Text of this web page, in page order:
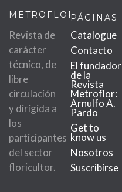
METROFLOR
Revista de
carácter
técnico, de
libre
circulación
y dirigida a
los
participantes
del sector
floricultor.
PÁGINAS
Catalogue
Contacto
El fundador
de la
Revista
Metroflor:
Arnulfo A.
Pardo
Get to
know us
Nosotros
Suscribirse